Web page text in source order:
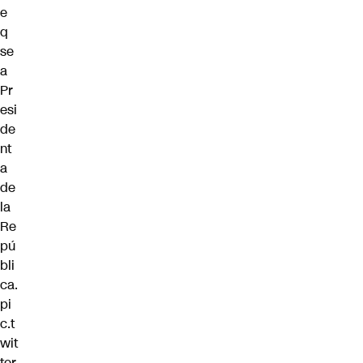
e
q
se
a
Pr
esi
de
nt
a
de
la
Re
pú
bli
ca.
pi
c.t
wit